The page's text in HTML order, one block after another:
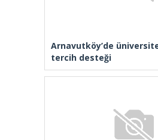
Arnavutköy’de
tercih desteği